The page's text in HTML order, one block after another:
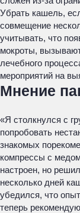
Убрать кашель,
совмещение
учитывать, что
мокроты,
лечебного
мероприятий на
Мнение
«Я столкнулся с
попробовать
знакомых
компрессы с
настроен, но
несколько дней
убедился, что
теперь